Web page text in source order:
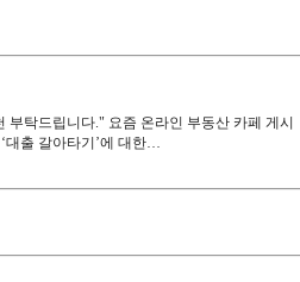
탁드립니다." 요즘 온라인 부동산 카페 게시
대출 갈아타기’에 대한…